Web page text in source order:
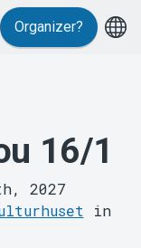
Organizer?
16/1
2027
in